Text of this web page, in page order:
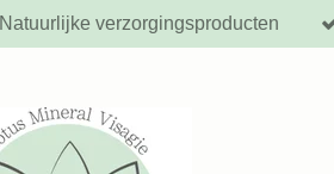
Natuurlijke verzorgingsproducten